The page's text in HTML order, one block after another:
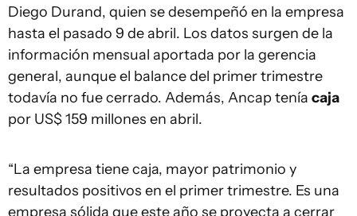
Diego Durand, quien se desempeñó en la empresa
hasta el pasado 9 de abril. Los datos surgen de la
información mensual aportada por la gerencia
general, aunque el balance del primer trimestre
todavía no fue cerrado. Además, Ancap tenía caja
por US$ 159 millones en abril.
“La empresa tiene caja, mayor patrimonio y
resultados positivos en el primer trimestre. Es una
empresa sólida que este año se proyecta a cerrar